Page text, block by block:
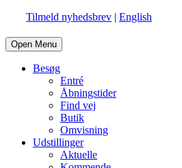
Tilmeld nyhedsbrev | English
Open Menu
Besøg
Entré
Åbningstider
Find vej
Butik
Omvisning
Udstillinger
Aktuelle